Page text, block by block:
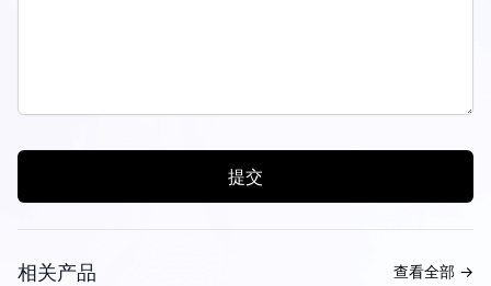
提交
相关产品 查看全部 →